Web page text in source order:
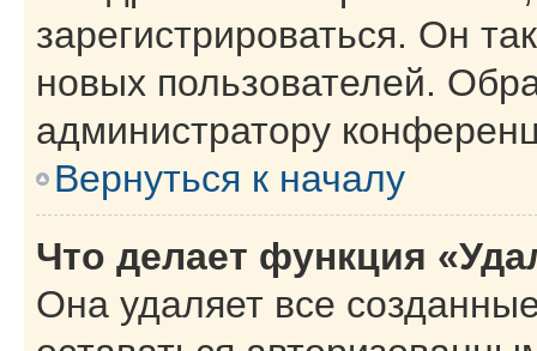
зарегистрироваться. Он
новых пользователей.
администратору
Вернуться к началу
Что делает функция
Она удаляет все